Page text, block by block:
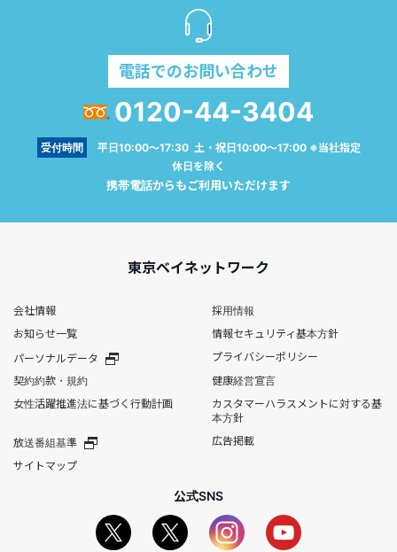
電話でのお問い合わせ
0120-44-3404
受付時間
平日10:00～17:30 土・祝日10:00～17:00 ※当社指定
休日を除く
携帯電話からもご利用いただけます
東京ベイネットワーク
会社情報
採用情報
お知らせ一覧
情報セキュリティ基本方針
パーソナルデータ
プライバシーポリシー
契約約款・規約
健康経営宣言
女性活躍推進法に基づく行動計画
カスタマーハラスメントに対する基
本方針
放送番組基準
広告掲載
サイトマップ
公式SNS